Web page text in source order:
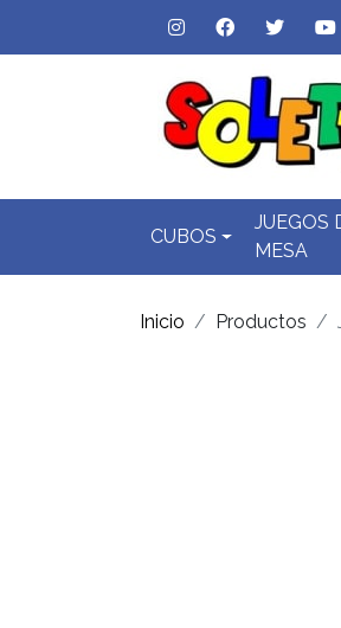
CUBOS
JUEGOS
MESA
Inicio Productos